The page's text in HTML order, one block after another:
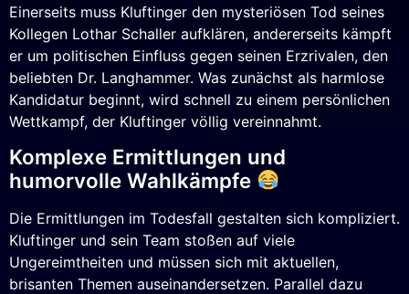
Einerseits muss Kluftinger den mysteriösen Tod seines
Kollegen Lothar Schaller aufklären, andererseits kämpft
er um politischen Einfluss gegen seinen Erzrivalen, den
beliebten Dr. Langhammer. Was zunächst als harmlose
Kandidatur beginnt, wird schnell zu einem persönlichen
Wettkampf, der Kluftinger völlig vereinnahmt.
Komplexe Ermittlungen und
humorvolle Wahlkämpfe
Die Ermittlungen im Todesfall gestalten sich kompliziert.
Kluftinger und sein Team stoßen auf viele
Ungereimtheiten und müssen sich mit aktuellen,
brisanten Themen auseinandersetzen. Parallel dazu